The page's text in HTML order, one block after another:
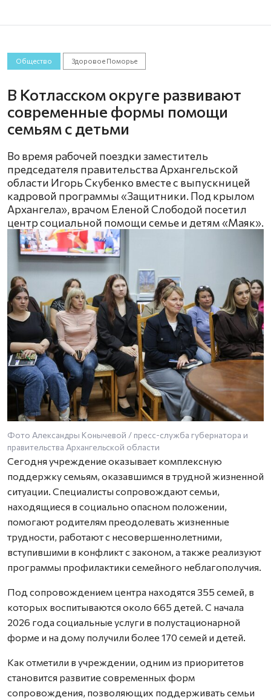
Общество Здоровое Поморье
В Котласском округе развивают
современные формы помощи
семьям с детьми
Во время рабочей поездки заместитель
председателя правительства Архангельской
области Игорь Скубенко вместе с выпускницей
кадровой программы «Защитники. Под крылом
Архангела», врачом Еленой Слободой посетил
центр социальной помощи семье и детям «Маяк».
Фото Александры Конычевой / пресс-служба губернатора и
правительства Архангельской области
Сегодня учреждение оказывает комплексную
поддержку семьям, оказавшимся в трудной жизненной
ситуации. Специалисты сопровождают семьи,
находящиеся в социально опасном положении,
помогают родителям преодолевать жизненные
трудности, работают с несовершеннолетними,
вступившими в конфликт с законом, а также реализуют
программы профилактики семейного неблагополучия.
Под сопровождением центра находятся 355 семей, в
которых воспитываются около 665 детей. С начала
2026 года социальные услуги в полустационарной
форме и на дому получили более 170 семей и детей.
Как отметили в учреждении, одним из приоритетов
становится развитие современных форм
сопровождения, позволяющих поддерживать семьи